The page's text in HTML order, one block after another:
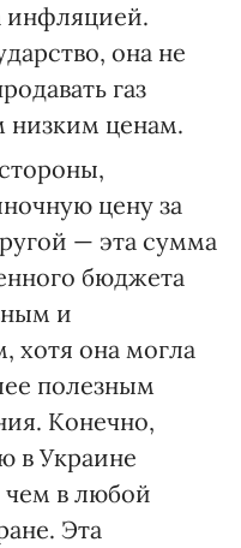
инфляцией.
она не
газ
низким ценам.
цену за
— эта сумма
бюджета
и
хотя она могла
полезным
Конечно,
в Украине
в любой
Эта